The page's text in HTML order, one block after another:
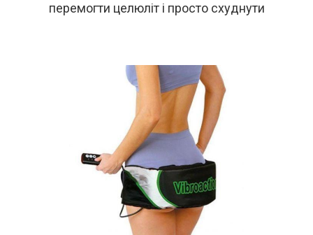
перемогти целюліт і просто схуднути